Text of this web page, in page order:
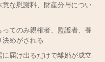
な慰謝料、財産分与につい
てのみ親権者、監護者、養
めがされる
届け出るだけで離婚が成立